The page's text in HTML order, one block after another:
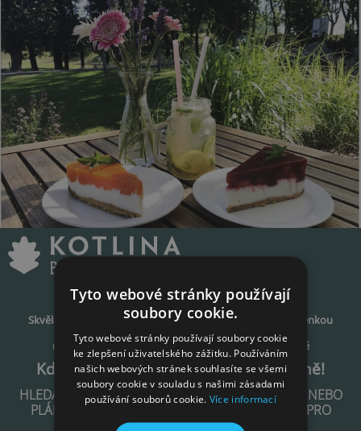
Skvělá snídaně, rychlý oběd nebo pohodová večeře se sklenkou
dobrého vína
na terase s výhledem do lesoparku a na golfové hřiště
Kde? od 1. března 2026 opět Na Kotlině!
HLEDÁTE IDEÁLNÍ MÍSTO PRO VÁŠ SVATEBNÍ DEN NEBO
PLÁNUJETE NAROZENINOVOU OSLAVU ČI AKCI PRO
ZÁKAZNÍKY VAŠÍ FIRMY?
Tyto webové stránky používají
soubory cookie.
Tyto webové stránky používají soubory cookie
ke zlepšení uživatelského zážitku. Používáním
našich webových stránek souhlasíte se všemi
soubory cookie v souladu s našimi zásadami
používání souborů cookie. Více informací